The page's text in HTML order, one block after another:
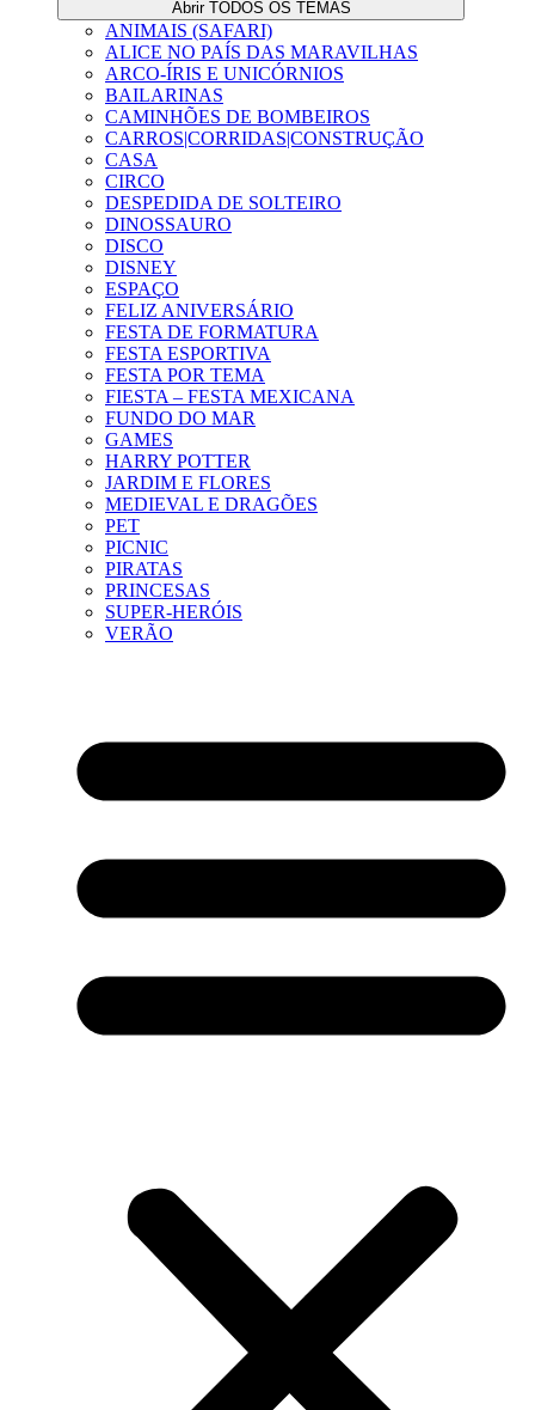
Abrir TODOS OS TEMAS
ANIMAIS (SAFARI)
ALICE NO PAÍS DAS MARAVILHAS
ARCO-ÍRIS E UNICÓRNIOS
BAILARINAS
CAMINHÕES DE BOMBEIROS
CARROS|CORRIDAS|CONSTRUÇÃO
CASA
CIRCO
DESPEDIDA DE SOLTEIRO
DINOSSAURO
DISCO
DISNEY
ESPAÇO
FELIZ ANIVERSÁRIO
FESTA DE FORMATURA
FESTA ESPORTIVA
FESTA POR TEMA
FIESTA – FESTA MEXICANA
FUNDO DO MAR
GAMES
HARRY POTTER
JARDIM E FLORES
MEDIEVAL E DRAGÕES
PET
PICNIC
PIRATAS
PRINCESAS
SUPER-HERÓIS
VERÃO